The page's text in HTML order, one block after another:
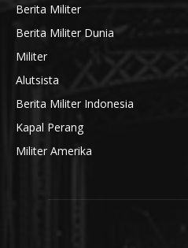
Berita Militer
Berita Militer Dunia
Militer
Alutsista
Berita Militer Indonesia
Kapal Perang
Militer Amerika